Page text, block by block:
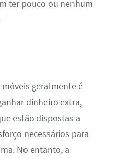
ter pouco ou nenhum
geralmente é
dinheiro extra,
estão dispostas a
necessários para
No entanto, a